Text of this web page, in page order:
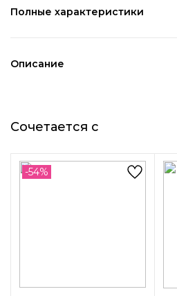
Полные характеристики
Цвет 3: Белый
Ширина 1:2,2 см
Возраст:
Универсальный
Описание
однообразных украшениях, ведь
Сочетается с
-54%